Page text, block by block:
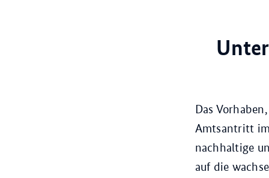
Das
Amtsantritt
nachhaltige
auf die